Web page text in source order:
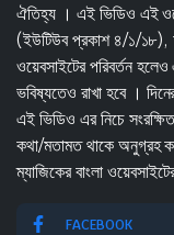
ঐতিহ্য । এই ভিডিও এই
(ইউটিউব প্রকাশ ৪/১/
ওয়েবসাইটের পরিবর্তন
ভবিষ্যতেও রাখা হবে ।
এই ভিডিও এর নিচে
কথা/মতামত থাকে অনুগ্রহ
ম্যাজিকের বাংলা
FACEBOOK